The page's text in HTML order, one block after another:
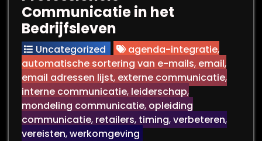
Communicatie in het
Bedrijfsleven
Uncategorized agenda-integratie,
automatische sortering van e-mails, email,
email adressen lijst, externe communicatie,
interne communicatie, leiderschap,
mondeling communicatie, opleiding
communicatie, retailers, timing,verbeteren,
vereisten,werkomgeving